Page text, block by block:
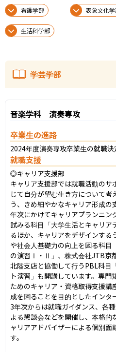
看護学部 表象文化
生活科学部
学芸学部
音楽学科 演奏専攻
卒業生の進路
2024年度演奏専攻卒業生の就職
就職支援
◎キャリア支援部
キャリア支援部では就職活動のサ
じて自分が望む生き方について考
う、きめ細やかなキャリア形成の
年次にかけてキャリアプランニン
試みる科目「大学生活とキャリ
るほか、キャリアをデザインする
や社会人基礎力の向上を図る科目
の演習Ⅰ・Ⅱ」、株式会社JTB京
北陸支店と協働して行うPBL科目
ト演習」も開講しています。専
ためのキャリア・資格取得支援講
成を図ることを目的としたインタ
3年次からは就職ガイダンス、各
よる懇談会などを開催し、本格
ャリアアドバイザーによる個別面
す。